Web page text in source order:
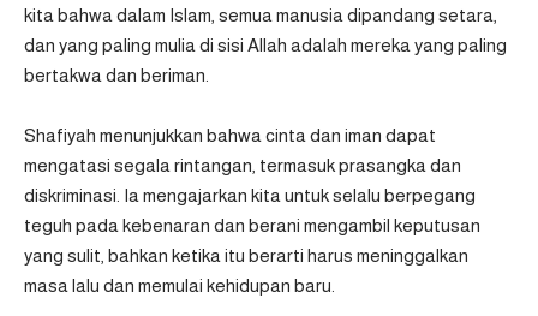
kita bahwa dalam Islam, semua manusia dipandang setara,
dan yang paling mulia di sisi Allah adalah mereka yang paling
bertakwa dan beriman.
Shafiyah menunjukkan bahwa cinta dan iman dapat
mengatasi segala rintangan, termasuk prasangka dan
diskriminasi. Ia mengajarkan kita untuk selalu berpegang
teguh pada kebenaran dan berani mengambil keputusan
yang sulit, bahkan ketika itu berarti harus meninggalkan
masa lalu dan memulai kehidupan baru.